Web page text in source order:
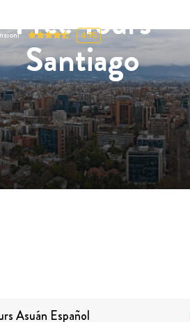
Free Tours
Santiago
4.95
Asuán Español